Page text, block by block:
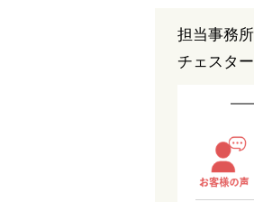
担当事務
チェスタ